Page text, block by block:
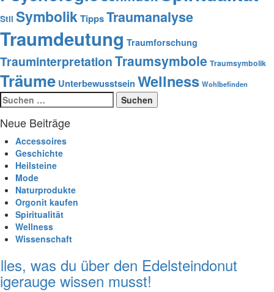
Stil SymbolikTippsTraumanalyse
Traumdeutung Traumforschung
TrauminterpretationTraumsymbole Traumsymbolik
Träume Unterbewusstsein Wellness Wohlbefinden
Suchen
nach:
Neue Beiträge
Accessoires
Geschichte
Heilsteine
Mode
Naturprodukte
Orgonit kaufen
Spiritualität
Wellness
Wissenschaft
was du über den Edelsteindonut
wissen musst!